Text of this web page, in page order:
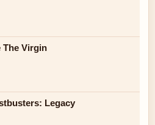
The Virgin
Legacy